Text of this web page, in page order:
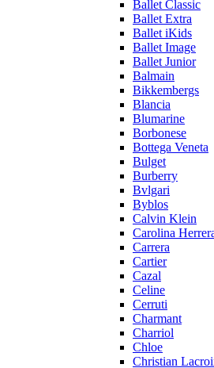
Ballet Classic
Ballet Extra
Ballet iKids
Ballet Image
Ballet Junior
Balmain
Bikkembergs
Blancia
Blumarine
Borbonese
Bottega Veneta
Bulget
Burberry
Bvlgari
Byblos
Calvin Klein
Carolina
Carrera
Cartier
Cazal
Celine
Cerruti
Charmant
Charriol
Chloe
Christian